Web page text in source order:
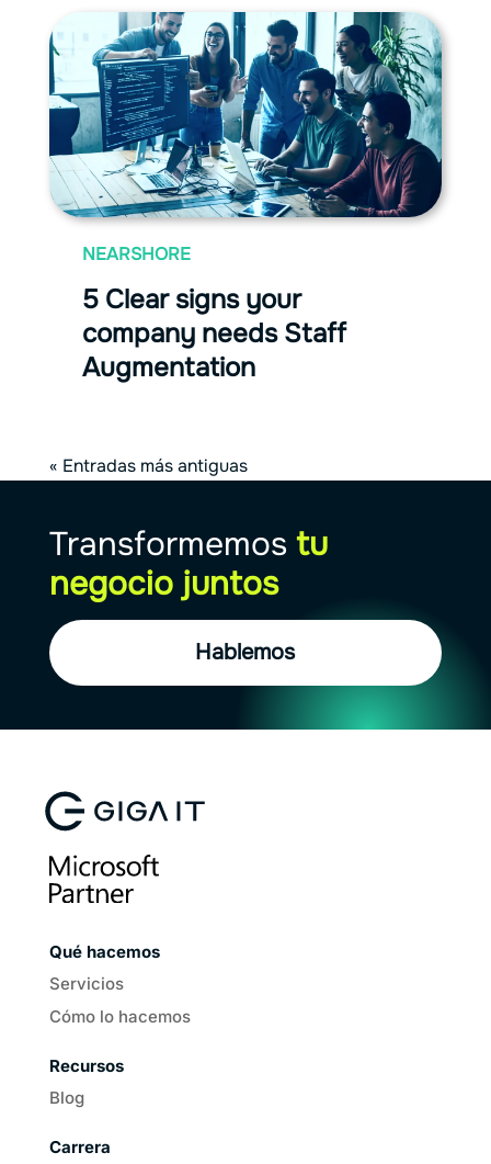
5 Clear signs your
company needs Staff
Augmentation
NEARSHORE
« Entradas más antiguas
Transformemos tu
negocio juntos
Hablemos
Qué hacemos
Servicios
Cómo lo hacemos
Recursos
Blog
Carrera